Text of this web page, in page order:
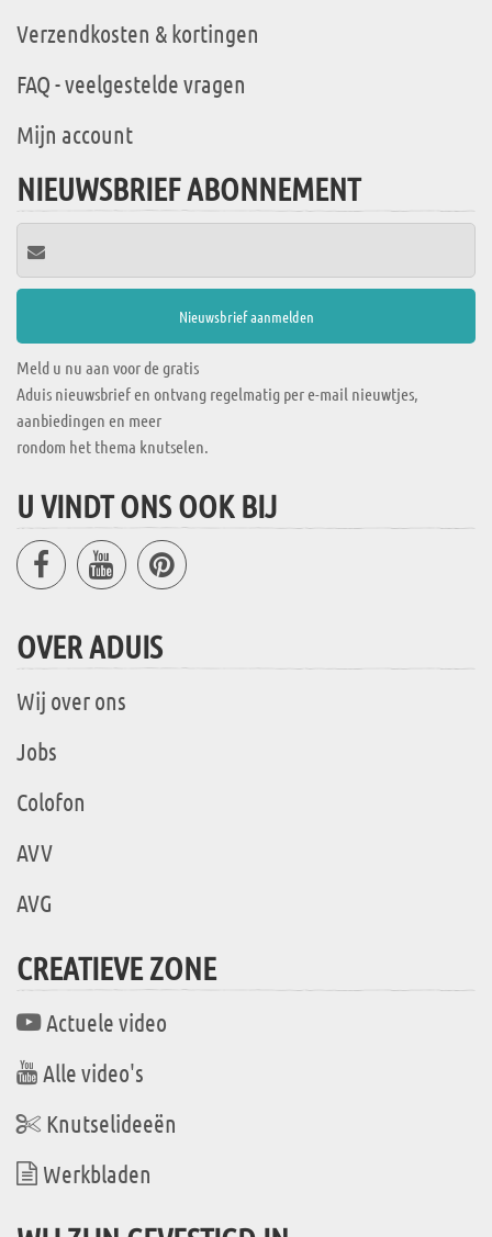
Verzendkosten & kortingen
FAQ - veelgestelde vragen
Mijn account
NIEUWSBRIEF ABONNEMENT
Meld u nu aan voor de gratis
Aduis nieuwsbrief en ontvang regelmatig per e-mail nieuwtjes,
aanbiedingen en meer
rondom het thema knutselen.
U VINDT ONS OOK BIJ
OVER ADUIS
Wij over ons
Jobs
Colofon
AVV
AVG
CREATIEVE ZONE
Actuele video
Alle video's
Knutselideeën
Werkbladen